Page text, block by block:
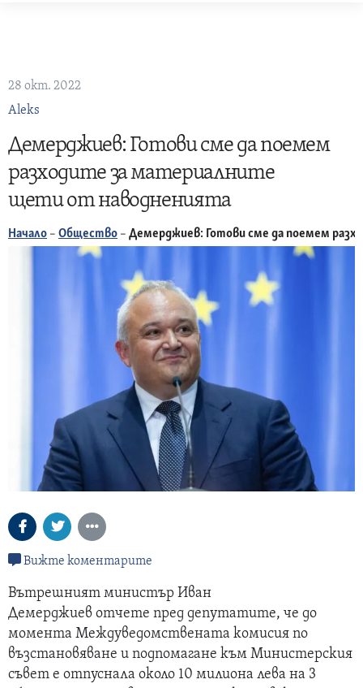
28 окт. 2022
Aleks
Демерджиев: Готови сме да поемем
разходите за материалните
щети от наводненията
Начало – Общество – Демерджиев: Готови сме да поемем
Вижте коментарите
Вътрешният министър Иван
Демерджиев отчете пред депутатите, че до
момента Междуведомствената комисия по
възстановяване и подпомагане към Министерския
съвет е отпуснала около 10 милиона лева на 3